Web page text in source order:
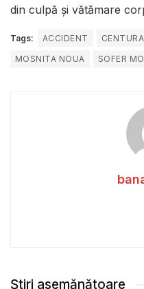
din culpă și vătămare
Tags: ACCIDENT
MOSNITA NOUA
SOFER
Știri asemănătoare